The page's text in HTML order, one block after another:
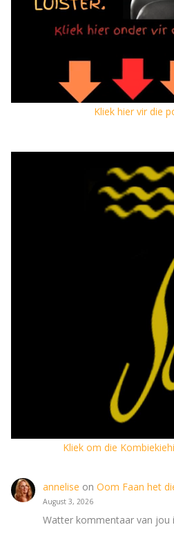
Kliek hier vir die
Kliek om die
annelise on Oom Faan het
August 3, 2026
Watter kommentaar van jou